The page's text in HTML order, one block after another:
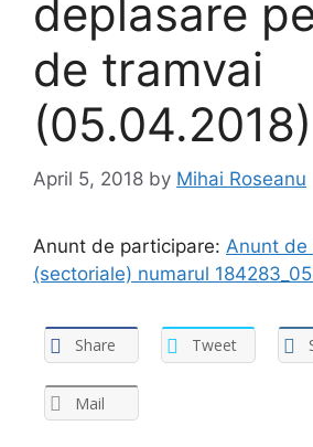
deplasare
de tramvai
(05.04.2018)
April 5, 2018 by Mihai Roseanu
Anunt de participare: Anunt de
(sectoriale) numarul
Share Tweet
Mail